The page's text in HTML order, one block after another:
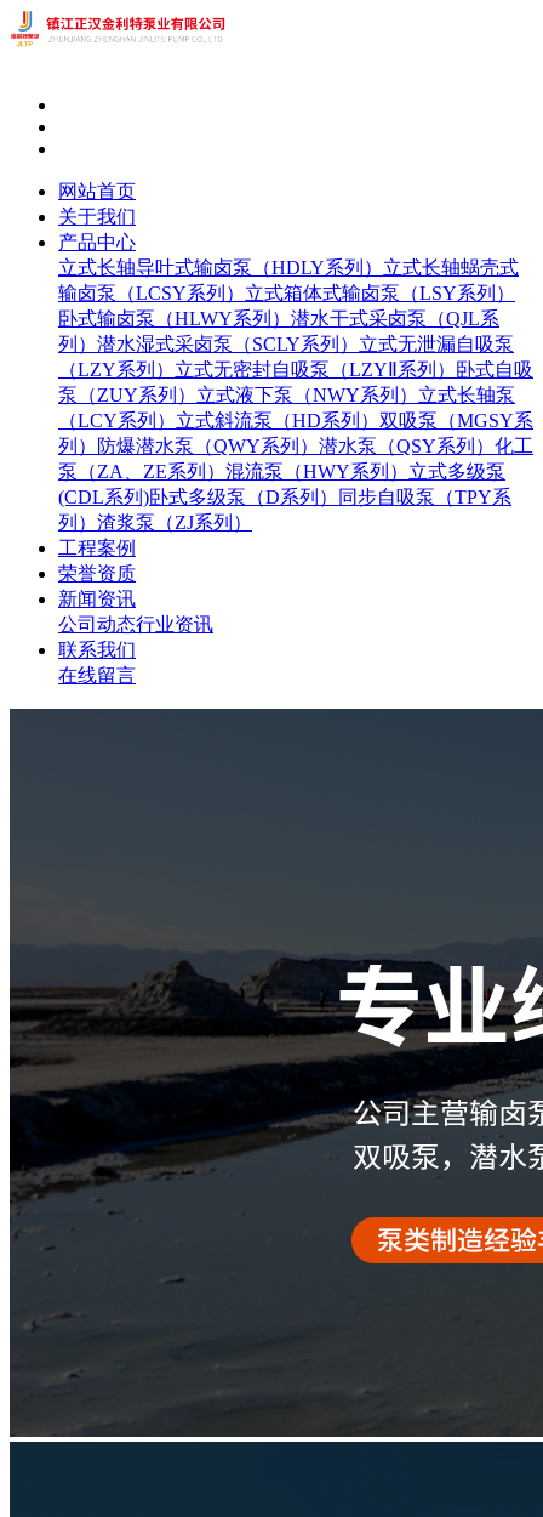
网站首页
关于我们
产品中心
立式长轴导叶式输卤泵（HDLY系列） 立式长轴蜗壳式
输卤泵（LCSY系列） 立式箱体式输卤泵（LSY系列）
卧式输卤泵（HLWY系列） 潜水干式采卤泵（QJL系
列） 潜水湿式采卤泵（SCLY系列） 立式无泄漏自吸泵
（LZY系列） 立式无密封自吸泵（LZYⅡ系列）
卧式自吸
泵（ZUY系列） 立式液下泵（NWY系列） 立式长轴泵
（LCY系列） 立式斜流泵（HD系列） 双吸泵（MGSY系
列）
防爆潜水泵（QWY系列） 潜水泵（QSY系列） 化工
泵（ZA、ZE系列） 混流泵（HWY系列） 立式多级泵
(CDL系列)卧式多级泵（D系列）
同步自吸泵（TPY系
列） 渣浆泵（ZJ系列）
工程案例
荣誉资质
新闻资讯
公司动态行业资讯
联系我们
在线留言